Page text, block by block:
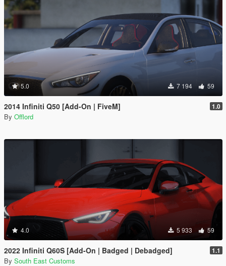
5.0 7 194 59
2014 Infiniti Q50 [Add-On | FiveM] 1.0
By Offlord
4.0 5 933 59
2022 Infiniti Q60S [Add-On | Badged | Debadged] 1.1
By South East Customs